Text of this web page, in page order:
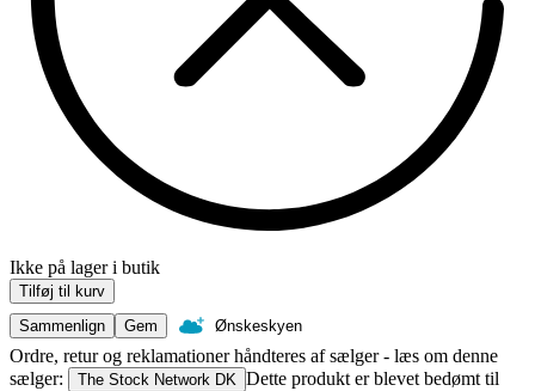
Ikke på lager i butik
Tilføj til kurv
Sammenlign
Gem Ønskeskyen
Ordre, retur og reklamationer håndteres af sælger - læs om denne
sælger:
The Stock Network DK Dette produkt er blevet bedømt til